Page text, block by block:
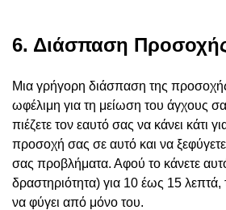
6. Διάσπαση
Μια γρήγορη διάσπαση της
ωφέλιμη για τη μείωση του άγχους
πιέζετε τον εαυτό σας να κάνει κάτι
προσοχή σας σε αυτό και να
σας προβλήματα. Αφού το κάνετε
δραστηριότητα) για 10 έως 15
να φύγει από μόνο του.